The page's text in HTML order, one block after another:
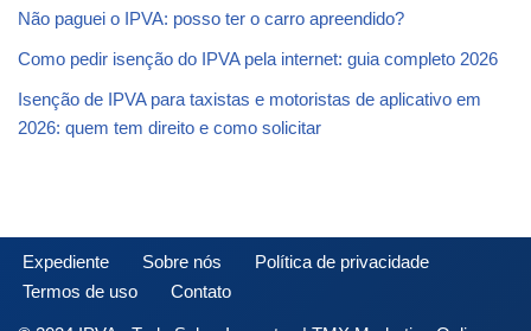
Não paguei o IPVA: posso ter o carro apreendido?
Como pedir isenção do IPVA pela internet: guia completo 2026
Isenção de IPVA para taxistas e motoristas de aplicativo em
2026: quem tem direito e como solicitar
Expediente Sobre nós
Política de privacidade
Termos de uso
Contato